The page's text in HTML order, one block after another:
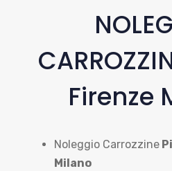
Firenze
Noleggio Carrozzine
Milano